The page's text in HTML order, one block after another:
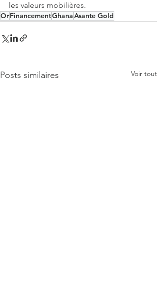
les valeurs mobilières.
OrFinancementGhanaAsante Gold
Posts similaires Voir tout